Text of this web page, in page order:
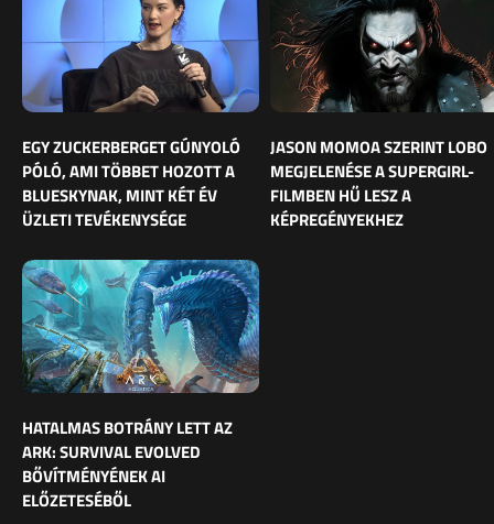
EGY ZUCKERBERGET GÚNYOLÓ
PÓLÓ, AMI TÖBBET HOZOTT A
BLUESKYNAK, MINT KÉT ÉV
ÜZLETI TEVÉKENYSÉGE
JASON MOMOA SZERINT LOBO
MEGJELENÉSE A SUPERGIRL-
FILMBEN HŰ LESZ A
KÉPREGÉNYEKHEZ
HATALMAS BOTRÁNY LETT AZ
ARK: SURVIVAL EVOLVED
BŐVÍTMÉNYÉNEK AI
ELŐZETESÉBŐL